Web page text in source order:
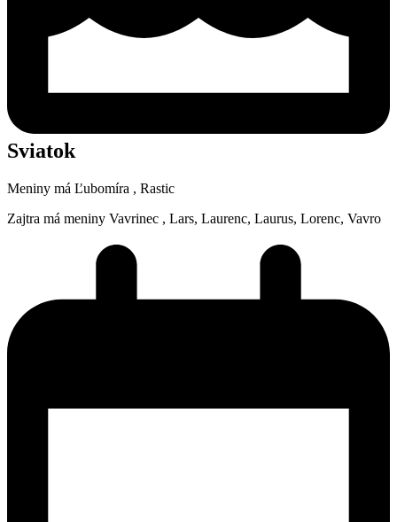
Sviatok
Meniny má Ľubomíra , Rastic
Zajtra má meniny Vavrinec , Lars, Laurenc, Laurus, Lorenc, Vavro